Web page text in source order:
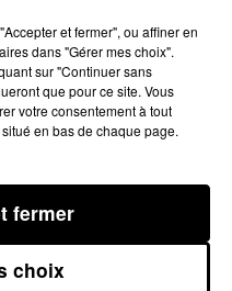
05/07/2023 À 17H01
et fermer", ou affiner en
dans "Gérer mes choix".
sur "Continuer sans
que pour ce site. Vous
votre consentement à tout
en bas de chaque page.
choix
fermer